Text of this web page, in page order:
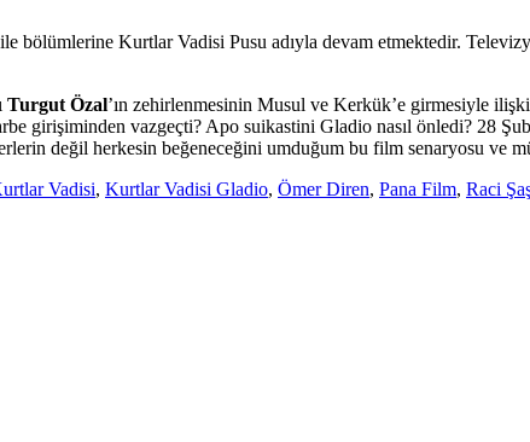
Kurtlar Vadisi Pusu adıyla devam etmektedir.
Turgut Özal’ın zehirlenmesinin Musul ve Kerkük’e girmesiyle
girişiminden vazgeçti? Apo suikastini Gladio nasıl önledi? 28
değil herkesin beğeneceğini umduğum bu film senaryosu ve
Vadisi, Kurtlar Vadisi Gladio, Ömer Diren, Pana Film, Raci